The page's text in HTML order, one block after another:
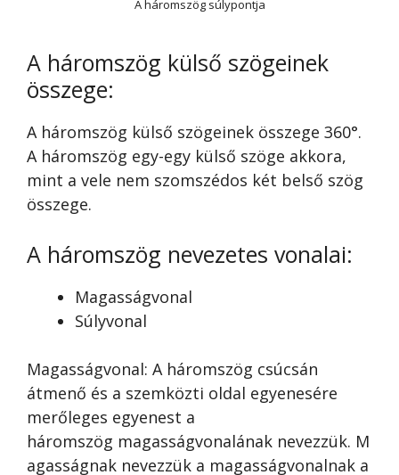
A háromszög súlypontja
A háromszög külső szögeinek
összege:
A háromszög külső szögeinek összege 360°.
A háromszög egy-egy külső szöge akkora,
mint a vele nem szomszédos két belső szög
összege.
A háromszög nevezetes vonalai:
Magasságvonal
Súlyvonal
Magasságvonal: A háromszög csúcsán
átmenő és a szemközti oldal egyenesére
merőleges egyenest a
háromszög magasságvonalának nevezzük. M
agasságnak nevezzük a magasságvonalnak a